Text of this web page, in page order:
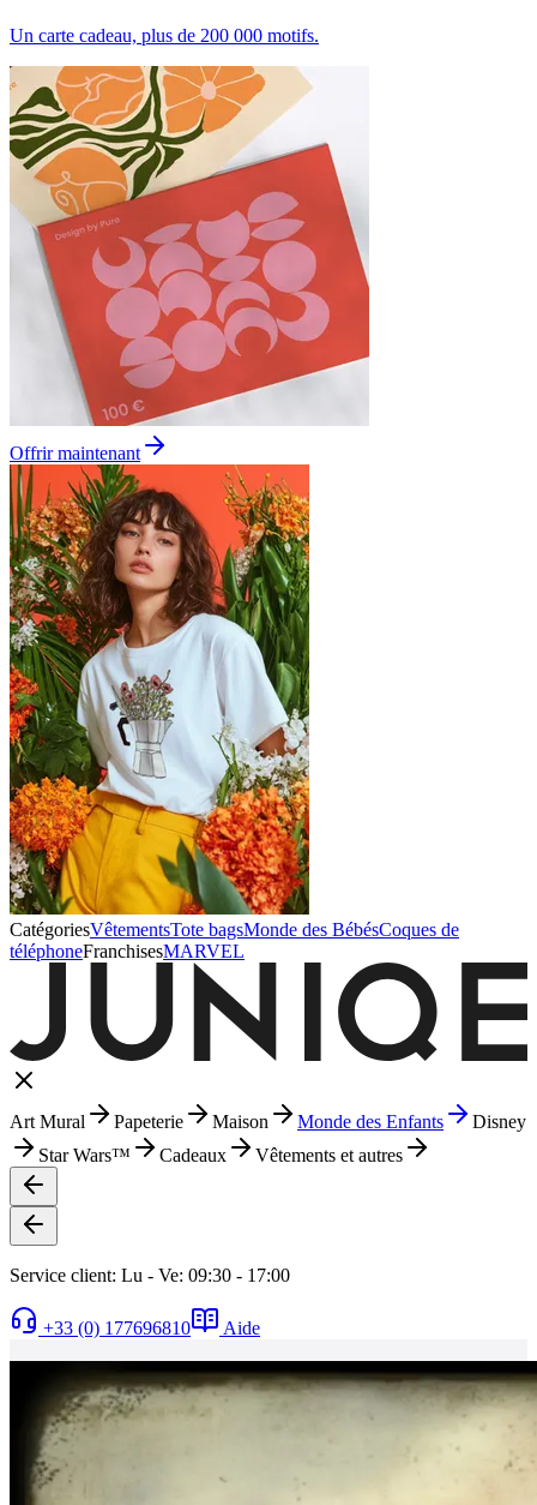
Un carte cadeau, plus de 200 000 motifs.
Offrir maintenant
CatégoriesVêtementsTote bagsMonde des BébésCoques de
téléphoneFranchisesMARVEL
Art Mural Papeterie Maison Monde des Enfants
Disney
Star Wars™
Cadeaux Vêtements et autres
Service client: Lu - Ve: 09:30 - 17:00
+33 (0) 177696810 Aide